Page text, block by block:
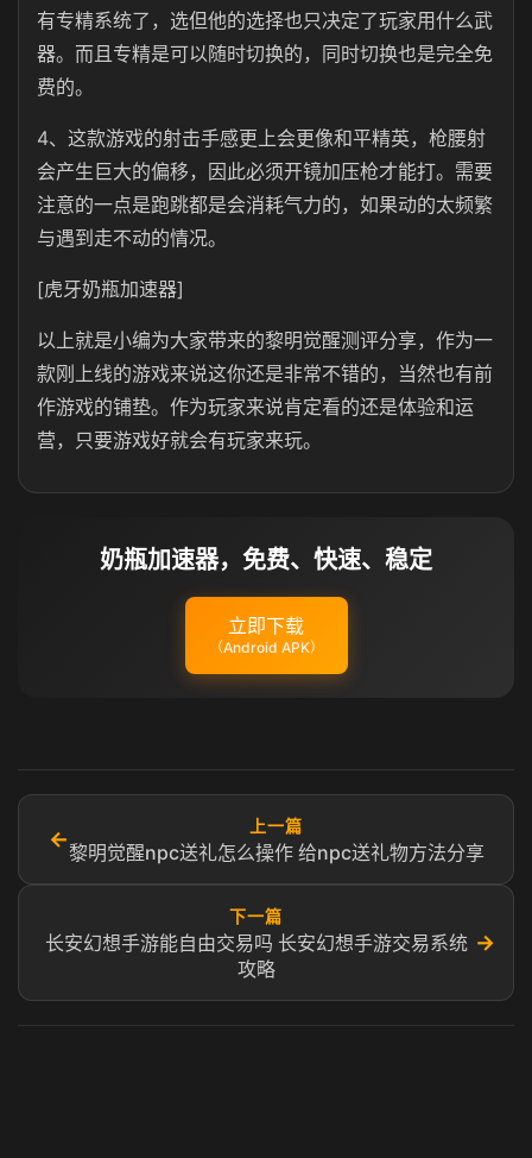
有专精系统了，选但他的选择也只决定了玩家用什么武
器。而且专精是可以随时切换的，同时切换也是完全免
费的。
4、这款游戏的射击手感更上会更像和平精英，枪腰射
会产生巨大的偏移，因此必须开镜加压枪才能打。需要
注意的一点是跑跳都是会消耗气力的，如果动的太频繁
与遇到走不动的情况。
[虎牙奶瓶加速器]
以上就是小编为大家带来的黎明觉醒测评分享，作为一
款刚上线的游戏来说这你还是非常不错的，当然也有前
作游戏的铺垫。作为玩家来说肯定看的还是体验和运
营，只要游戏好就会有玩家来玩。
奶瓶加速器，免费、快速、稳定
立即下载
（Android APK）
←
上一篇
黎明觉醒npc送礼怎么操作 给npc送礼物方法分享
下一篇
长安幻想手游能自由交易吗 长安幻想手游交易系统
攻略
→